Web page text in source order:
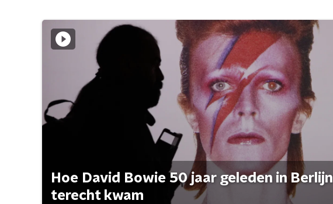
Hoe David Bowie 50 jaar geleden in Berlijn
terecht kwam